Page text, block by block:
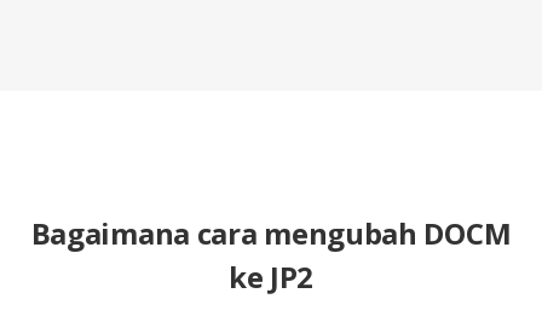
Bagaimana cara mengubah DOCM
ke JP2